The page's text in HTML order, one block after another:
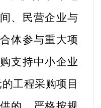
、民营企业与
体参与重大项
支持中小企业
工程采购项目